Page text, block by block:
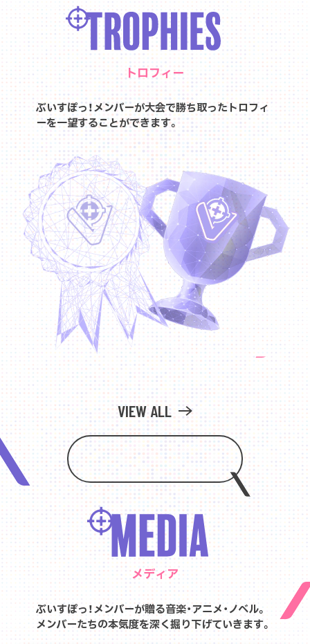
トロフィー
ぶいすぽっ！メンバーが大会で勝ち取ったトロフィ
ーを一望することができます。
VIEW ALL
メディア
ぶいすぽっ！メンバーが贈る音楽・アニメ・ノベル。
メンバーたちの本気度を深く掘り下げていきます。